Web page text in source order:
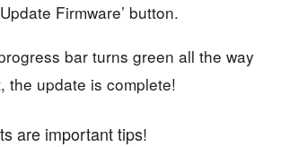
Firmware’ button.
bar turns green all the way
the update is complete!
are important tips!